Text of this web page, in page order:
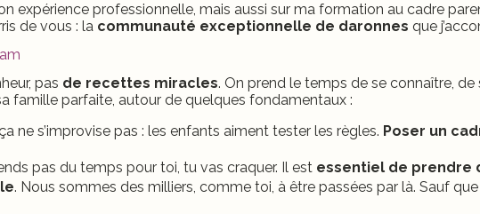
expérience professionnelle, mais aussi sur ma formation au cadre
de vous : la communauté exceptionnelle de daronnes que
pas de recettes miracles. On prend le temps de se connaître, de
famille parfaite, autour de quelques fondamentaux :
ne s’improvise pas : les enfants aiment tester les règles. Poser un
pas du temps pour toi, tu vas craquer. Il est essentiel de prendre
. Nous sommes des milliers, comme toi, à être passées par là. Sauf que